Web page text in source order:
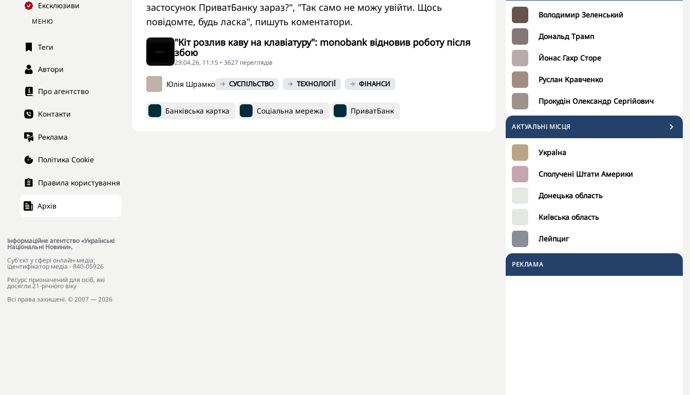
Ексклюзиви
МЕНЮ
Теги
Автори
Про агентство
Контакти
Реклама
Політика Cookie
Правила користування
Архів
Інформаційне агентство «Українські
Національні Новини».
Cуб'єкт у сфері онлайн-медіа;
ідентифікатор медіа - R40-05926
Ресурс призначений для осіб, які
досягли 21-річного віку
Всі права захищені. © 2007 — 2026
Володимир Зеленський
Дональд Трамп
Йонас Гахр Сторе
Руслан Кравченко
Прокудін Олександр Сергійович
АКТУАЛЬНІ МІСЦЯ
Україна
Сполучені Штати Америки
Донецька область
Київська область
Лейпциг
РЕКЛАМА
застосунок ПриватБанку зараз?", "Так само не можу увійти. Щось
повідомте, будь ласка", пишуть коментатори.
"Кіт розлив каву на клавіатуру": monobank відновив роботу після
збою
29.04.26, 11:15 • 3627 переглядiв
Юлія Шрамко СУСПІЛЬСТВО ТЕХНОЛОГІЇ ФІНАНСИ
Банківська картка Соціальна мережа ПриватБанк